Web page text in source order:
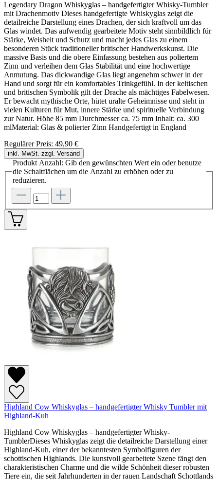
Legendary Dragon Whiskyglas – handgefertigter Whisky-Tumbler
mit Drachenmotiv Dieses handgefertigte Whiskyglas zeigt die
detailreiche Darstellung eines Drachen, der sich kraftvoll um das
Glas windet. Das aufwendig gearbeitete Motiv steht sinnbildlich für
Stärke, Weisheit und Schutz und macht jedes Glas zu einem
besonderen Stück traditioneller britischer Handwerkskunst. Die
massive Basis und die obere Einfassung bestehen aus poliertem
Zinn und verleihen dem Glas Stabilität und eine hochwertige
Anmutung. Das dickwandige Glas liegt angenehm schwer in der
Hand und sorgt für ein komfortables Trinkgefühl. In der keltischen
und britischen Symbolik gilt der Drache als mächtiges Fabelwesen.
Er bewacht mythische Orte, hütet uralte Geheimnisse und steht in
vielen Kulturen für Mut, innere Stärke und spirituelle Verbindung
zur Natur. Höhe 85 mm Durchmesser ca. 75 mm Inhalt: ca. 300
mlMaterial: Glas & polierter Zinn Handgefertigt in England
Regulärer Preis: 49,90 €
inkl. MwSt. zzgl. Versand
Produkt Anzahl: Gib den gewünschten Wert ein oder benutze
die Schaltflächen um die Anzahl zu erhöhen oder zu
reduzieren.
Highland Cow Whiskyglas – handgefertigter Whisky Tumbler mit
Highland-Kuh
Highland Cow Whiskyglas – handgefertigter Whisky-
TumblerDieses Whiskyglas zeigt die detailreiche Darstellung einer
Highland-Kuh, einer der bekanntesten Symbolfiguren der
schottischen Highlands. Die kunstvoll gearbeitete Szene fängt den
charakteristischen Charme und die wilde Schönheit dieser robusten
Tiere ein, die seit Jahrhunderten in der rauen Landschaft Schottlands